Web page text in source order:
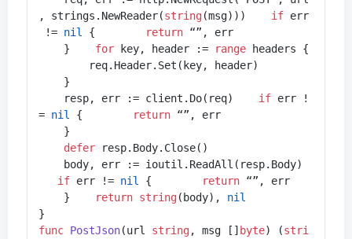
, strings.NewReader(string(msg))) if err
!= nil { return “”, err
} for key, header := range headers {
req.Header.Set(key, header)
}
resp, err := client.Do(req) if err !
= nil { return “”, err
}
defer resp.Body.Close()
body, err := ioutil.ReadAll(resp.Body)
if err != nil { return “”, err
}
return string(body), nil
func PostJson(url string, msg [] byte) (stri